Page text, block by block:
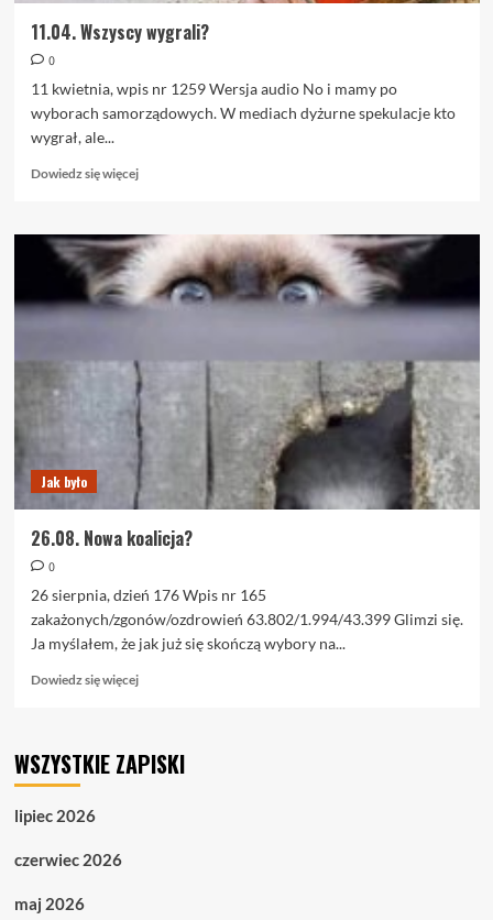
11.04. Wszyscy wygrali?
0
11 kwietnia, wpis nr 1259 Wersja audio No i mamy po
wyborach samorządowych. W mediach dyżurne spekulacje kto
wygrał, ale...
Dowiedz się więcejDowiedz
o
11.04.
Wszyscy
wygrali?
Jak było
26.08. Nowa koalicja?
0
26 sierpnia, dzień 176 Wpis nr 165
zakażonych/zgonów/ozdrowień 63.802/1.994/43.399 Glimzi się.
Ja myślałem, że jak już się skończą wybory na...
Dowiedz się więcejDowiedz
26.08.
WSZYSTKIE ZAPISKI
lipiec 2026
czerwiec 2026
maj 2026